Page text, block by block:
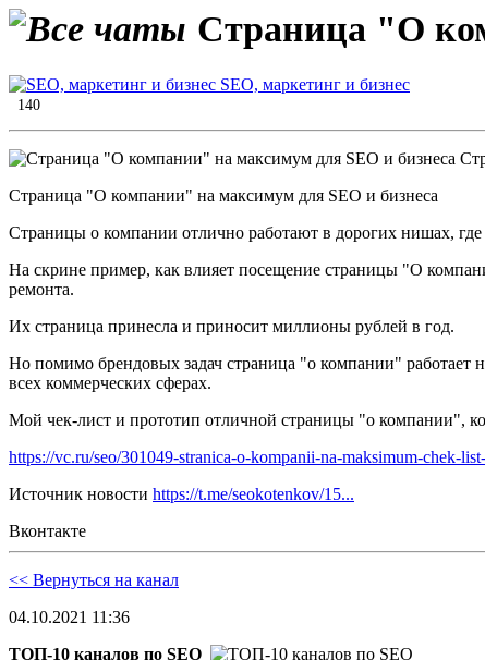
Страница "О
SEO, маркетинг и бизнес
140
Страница "О компании" на максимум для SEO и бизнеса
Страницы о компании отлично работают в дорогих нишах, где
На скрине пример, как влияет посещение страницы "О
ремонта.
Их страница принесла и приносит миллионы рублей в год.
Но помимо брендовых задач страница "о компании" работает
всех коммерческих сферах.
Мой чек-лист и прототип отличной страницы "о компании",
https://vc.ru/seo/301049-stranica-o-kompanii-na-maksimum-chek-
Источник новости https://t.me/seokotenkov/15...
Вконтакте
<< Вернуться на канал
04.10.2021 11:36
ТОП-10 каналов по SEO